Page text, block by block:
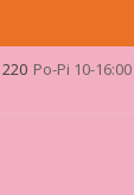
Po-Pi 10-16:00